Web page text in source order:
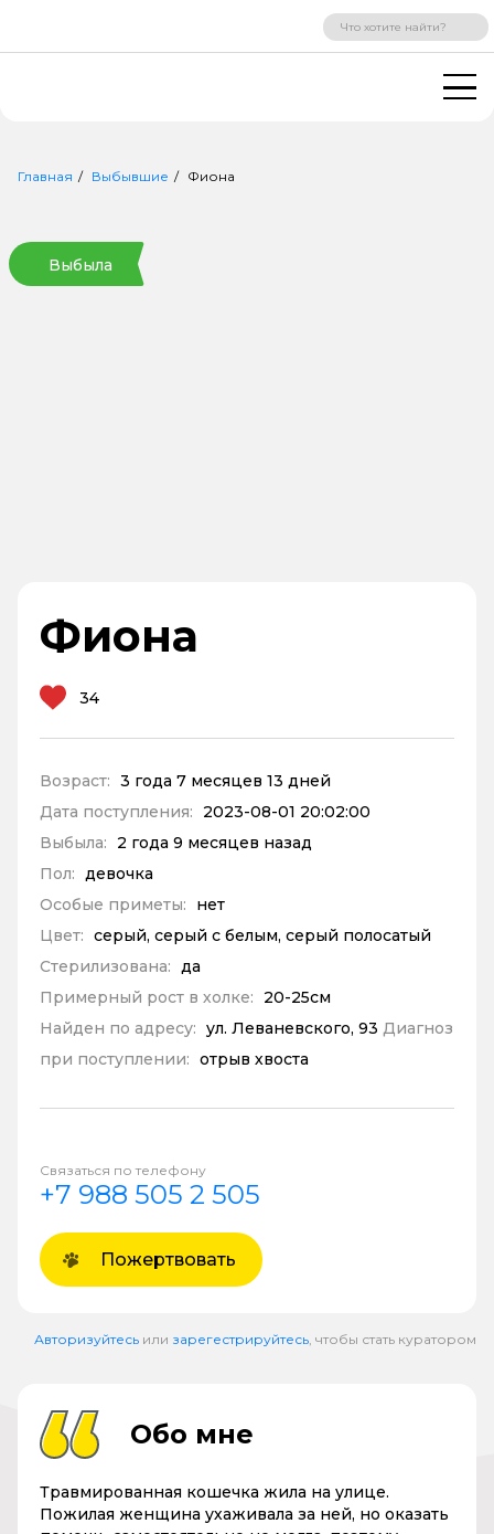
ВХОД РЕГИСТРАЦИЯ
Главная Выбывшие Фиона
Выбыла
Фиона
34
Возраст: 3 года 7 месяцев 13 дней
Дата поступления:
2023-08-01 20:02:00
Выбыла:
2 года 9 месяцев назад
Пол: девочка
Особые приметы:
нет
Цвет: серый, серый с белым, серый полосатый
Стерилизована: да
Примерный рост в холке:
20-25см
Найден по адресу: ул. Леваневского, 93 Диагноз
при поступлении: отрыв хвоста
Связаться по телефону
+7 988 505 2 505
Пожертвовать
Авторизуйтесь или зарегестрируйтесь , чтобы стать куратором
Обо мне
Травмированная кошечка жила на улице.
Пожилая женщина ухаживала за ней, но оказать